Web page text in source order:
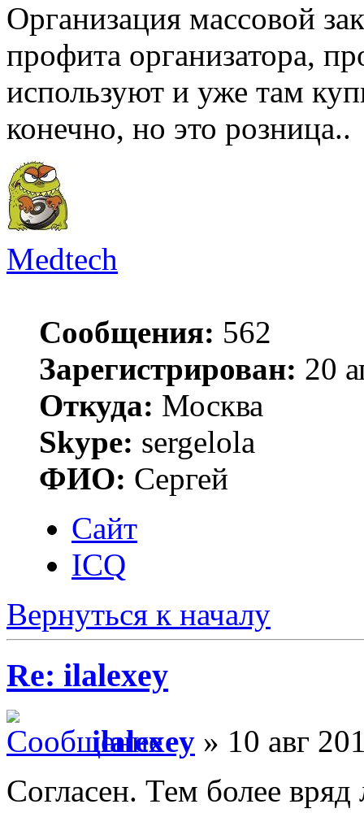
Организация массовой
профита организатора,
используют и уже там
конечно, но это розница..
Medtech
Сообщения: 562
Зарегистрирован: 20
Откуда: Москва
Skype: sergelola
ФИО: Сергей
Сайт
ICQ
Вернуться к началу
Re: ilalexey
ilalexey » 10 авг
Согласен. Тем более вряд